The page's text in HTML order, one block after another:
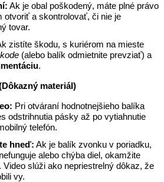
Ak je obal poškodený, máte plné právo
otvoriť a skontrolovať, či nie je
tovar.
zistíte škodu, s kuriérom na mieste
(alebo balík odmietnite prevziať) a
.
materiál)
Pri otváraní hodnotnejšieho balíka
odstrihnutia pásky až po vytiahnutie
telefón.
hneď: Ak je balík zvonku v poriadku,
alebo chýba diel, okamžite
Video slúži ako nepriestrelný dôkaz, že
vy.